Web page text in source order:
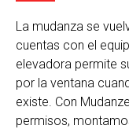
La mudanza se
cuentas con el
elevadora permite
por la ventana
existe. Con
permisos,